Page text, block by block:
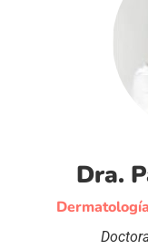
Dra.